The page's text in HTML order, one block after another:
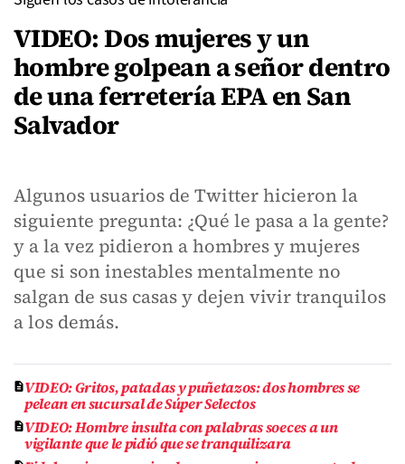
VIDEO: Dos mujeres y un
hombre golpean a señor dentro
de una ferretería EPA en San
Salvador
Algunos usuarios de Twitter hicieron la
siguiente pregunta: ¿Qué le pasa a la gente?
y a la vez pidieron a hombres y mujeres
que si son inestables mentalmente no
salgan de sus casas y dejen vivir tranquilos
a los demás.
VIDEO: Gritos, patadas y puñetazos: dos hombres se
pelean en sucursal de Súper Selectos
VIDEO: Hombre insulta con palabras soeces a un
vigilante que le pidió que se tranquilizara